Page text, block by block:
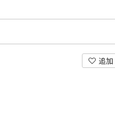
追加